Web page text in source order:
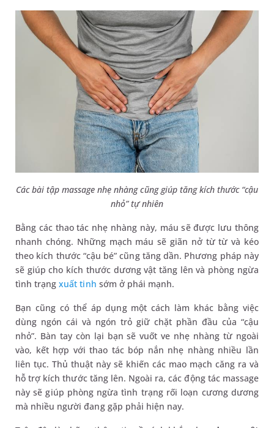
Các bài tập massage nhẹ nhàng cũng giúp tăng kích thước “cậu
nhỏ” tự nhiên
Bằng các thao tác nhẹ nhàng này, máu sẽ được lưu thông
nhanh chóng. Những mạch máu sẽ giãn nở từ từ và kéo
theo kích thước “cậu bé” cũng tăng dần. Phương pháp này
sẽ giúp cho kích thước dương vật tăng lên và phòng ngừa
tình trạngxuất tinh sớm ở phái mạnh.
Bạn cũng có thể áp dụng một cách làm khác bằng việc
dùng ngón cái và ngón trỏ giữ chặt phần đầu của “cậu
nhỏ”. Bàn tay còn lại bạn sẽ vuốt ve nhẹ nhàng từ ngoài
vào, kết hợp với thao tác bóp nắn nhẹ nhàng nhiều lần
liên tục. Thủ thuật này sẽ khiến các mao mạch căng ra và
hỗ trợ kích thước tăng lên. Ngoài ra, các động tác massage
này sẽ giúp phòng ngừa tình trạng rối loạn cương dương
mà nhiều người đang gặp phải hiện nay.